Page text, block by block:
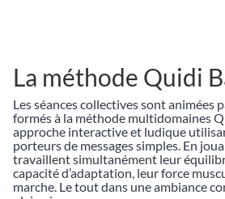
La méthode Quidi
Les séances collectives sont animées
formés à la méthode multidomaines
approche interactive et ludique
porteurs de messages simples. En
travaillent simultanément leur
capacité d’adaptation, leur force
marche. Le tout dans une ambiance